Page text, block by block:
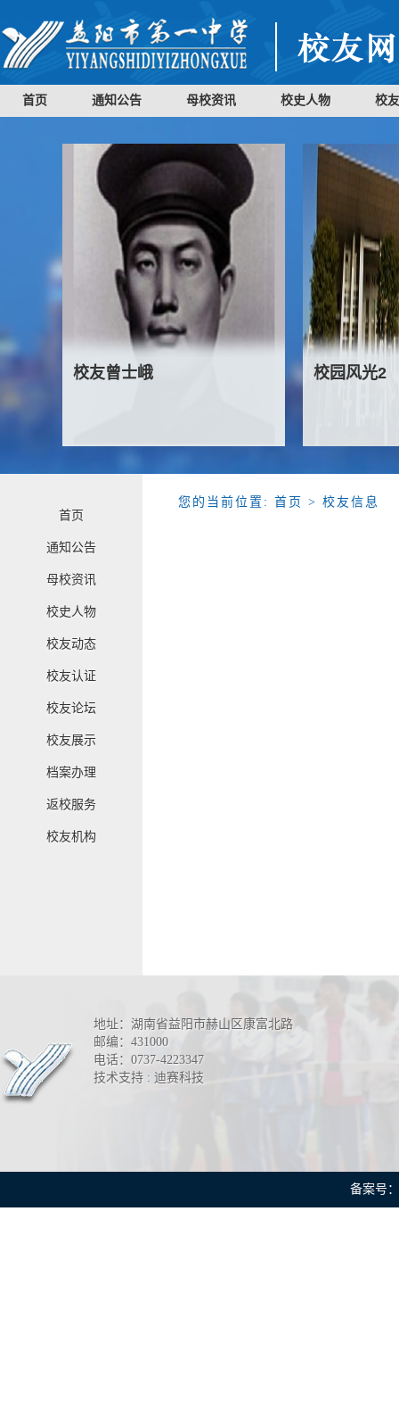
首页 通知公告 母校资讯 校史人物 校
校友曾士峨 校园风光2
首页
通知公告
母校资讯
校史人物
校友动态
校友认证
校友论坛
校友展示
档案办理
返校服务
校友机构
您的当前位置: 首页 > 校友信息
地址：湖南省益阳市赫山区康富北路
邮编：431000
电话：0737-4223347
技术支持 : 迪赛科技
备案号